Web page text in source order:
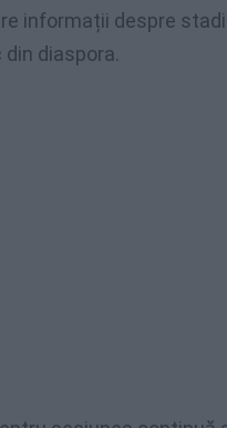
informații despre
diaspora.